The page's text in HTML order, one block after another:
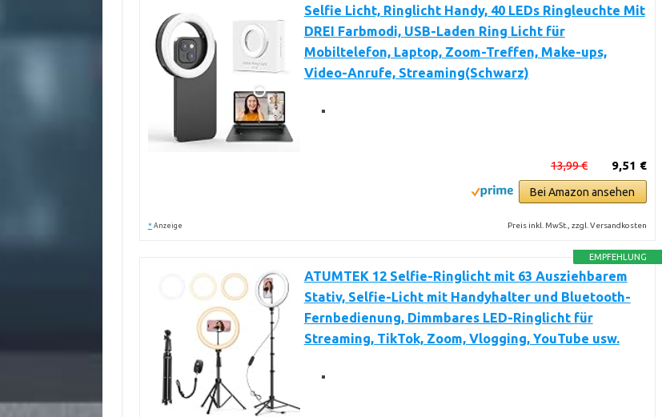
Selfie Licht, Ringlicht Handy, 40 LEDs Ringleuchte Mit
DREI Farbmodi, USB-Laden Ring Licht für
Mobiltelefon, Laptop, Zoom-Treffen, Make-ups,
Video-Anrufe, Streaming(Schwarz)
9,51 €
13,99 €
Bei Amazon ansehen
* Anzeige Preis inkl. MwSt., zzgl. Versandkosten
EMPFEHLUNG
ATUMTEK 12 Selfie-Ringlicht mit 63 Ausziehbarem
Stativ, Selfie-Licht mit Handyhalter und Bluetooth-
Fernbedienung, Dimmbares LED-Ringlicht für
Streaming, TikTok, Zoom, Vlogging, YouTube usw.